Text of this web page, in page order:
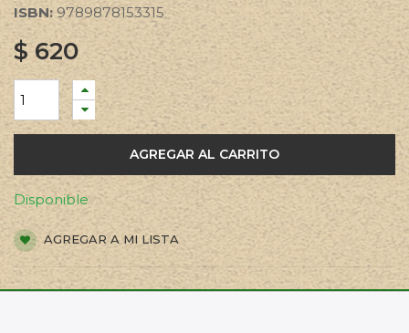
ISBN: 9789878153315
$620
AGREGAR AL CARRITO
Disponible
AGREGAR A MI LISTA